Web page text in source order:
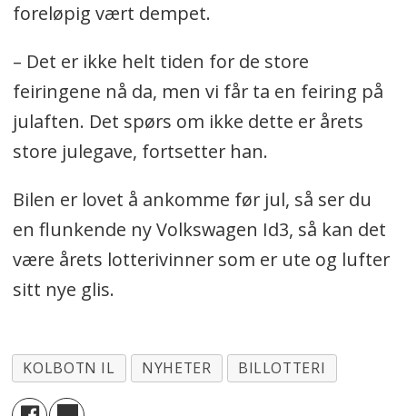
foreløpig vært dempet.
– Det er ikke helt tiden for de store
feiringene nå da, men vi får ta en feiring på
julaften. Det spørs om ikke dette er årets
store julegave, fortsetter han.
Bilen er lovet å ankomme før jul, så ser du
en flunkende ny Volkswagen Id3, så kan det
være årets lotterivinner som er ute og lufter
sitt nye glis.
KOLBOTN IL NYHETER BILLOTTERI